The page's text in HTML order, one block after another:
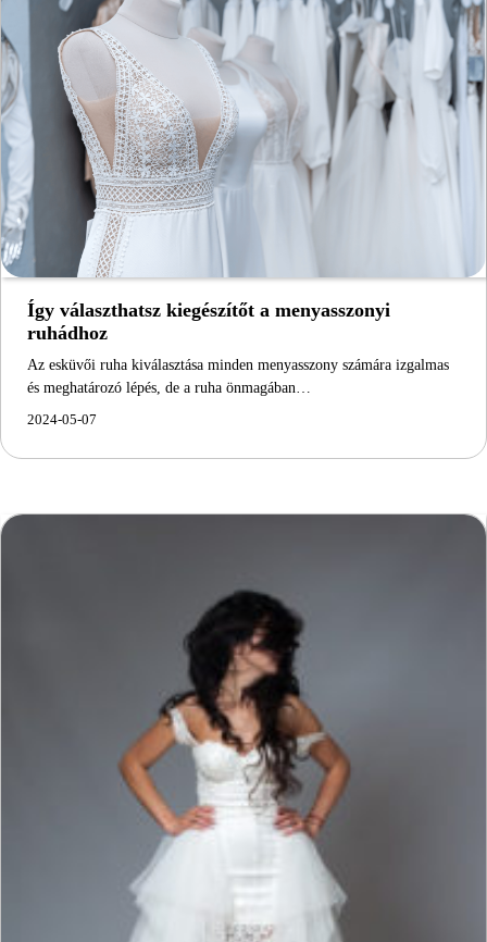
Így választhatsz kiegészítőt a menyasszonyi
ruhádhoz
Az esküvői ruha kiválasztása minden menyasszony számára izgalmas
és meghatározó lépés, de a ruha önmagában…
2024-05-07